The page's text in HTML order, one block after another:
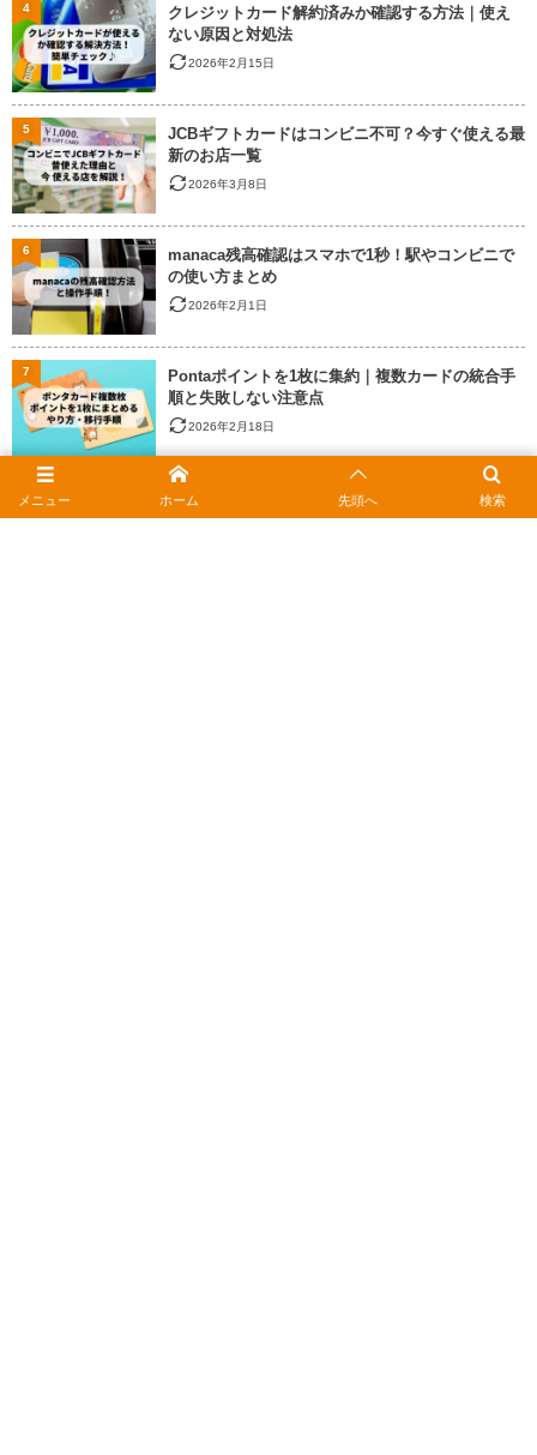
クレジットカード解約済みか確認する方法｜使え
ない原因と対処法
2026年2月15日
4
JCBギフトカードはコンビニ不可？今すぐ使える最
新のお店一覧
2026年3月8日
5
manaca残高確認はスマホで1秒！駅やコンビニで
の使い方まとめ
2026年2月1日
6
Pontaポイントを1枚に集約｜複数カードの統合手
順と失敗しない注意点
2026年2月18日
7
ヤマダ電機で商品券は使える？JCBなどギフトカー
ドの種類とポイント還元
メニュー 検索
ホーム 先頭へ